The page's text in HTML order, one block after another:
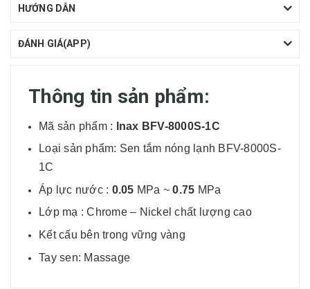
HƯỚNG DẪN
ĐÁNH GIÁ(APP)
Thông tin sản phẩm:
Mã sản phẩm : Inax BFV-8000S-1C
Loại sản phẩm: Sen tắm nóng lạnh BFV-8000S-
1C
Áp lực nước : 0.05 MPa ~0.75 MPa
Lớp mạ : Chrome – Nickel chất lượng cao
Kết cấu bên trong vững vàng
Tay sen: Massage